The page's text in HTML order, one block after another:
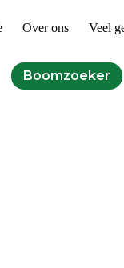
Over ons Veel
Boomzoeker